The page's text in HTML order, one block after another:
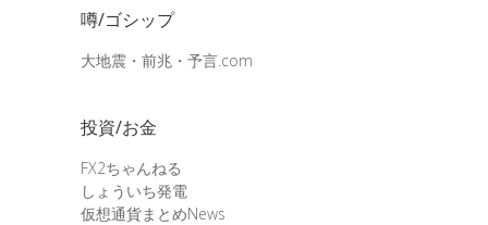
噂/ゴシップ
大地震・前兆・予言.com
投資/お金
FX2ちゃんねる
しょういち発電
仮想通貨まとめNews